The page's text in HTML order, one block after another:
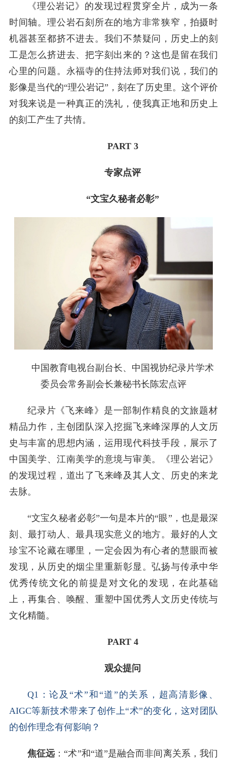
《理公岩记》的发现过程贯穿全片，成为一条
时间轴。理公岩石刻所在的地方非常狭窄，拍摄时
机器甚至都挤不进去。我们不禁疑问，历史上的刻
工是怎么挤进去、把字刻出来的？这也是留在我们
心里的问题。永福寺的住持法师对我们说，我们的
影像是当代的“理公岩记”，刻在了历史里。这个评价
对我来说是一种真正的洗礼，使我真正地和历史上
的刻工产生了共情。
PART 3
专家点评
“文宝久秘者必彰”
中国教育电视台副台长、中国视协纪录片学术
委员会常务副会长兼秘书长陈宏点评
纪录片《飞来峰》是一部制作精良的文旅题材
精品力作，主创团队深入挖掘飞来峰深厚的人文历
史与丰富的思想内涵，运用现代科技手段，展示了
中国美学、江南美学的意境与审美。《理公岩记》
的发现过程，道出了飞来峰及其人文、历史的来龙
去脉。
“文宝久秘者必彰”一句是本片的“眼”，也是最深
刻、最打动人、最具现实意义的地方。最好的人文
珍宝不论藏在哪里，一定会因为有心者的慧眼而被
发现，从历史的烟尘里重新彰显。弘扬与传承中华
优秀传统文化的前提是对文化的发现，在此基础
上，再集合、唤醒、重塑中国优秀人文历史传统与
文化精髓。
PART 4
观众提问
Q1：论及“术”和“道”的关系，超高清影像、
AIGC等新技术带来了创作上“术”的变化，这对团队
的创作理念有何影响？
焦征远 ：“术”和“道”是融合而非间离关系，我们